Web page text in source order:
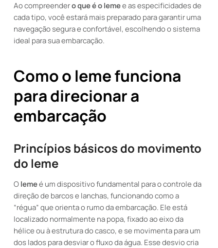
Ao compreendero que é o lemee as especificidades de
cada tipo, você estará mais preparado para garantir uma
navegação segura e confortável, escolhendo o sistema
ideal para sua embarcação.
Como o leme funciona
para direcionar a
embarcação
Princípios básicos do movimento
do leme
Olemeé um dispositivo fundamental para o controle da
direção de barcos e lanchas, funcionando como a
“régua” que orienta o rumo da embarcação. Ele está
localizado normalmente na popa, fixado ao eixo da
hélice ou à estrutura do casco, e se movimenta para um
dos lados para desviar o fluxo da água. Esse desvio cria